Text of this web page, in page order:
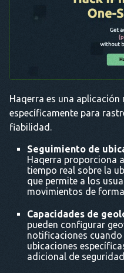
Haqerra es una
específicamente para
fiabilidad.
Seguimiento de
Haqerra proporciona
tiempo real sobre la
que permite a los
movimientos de
Capacidades de
pueden configurar
notificaciones cuando
ubicaciones
adicional de